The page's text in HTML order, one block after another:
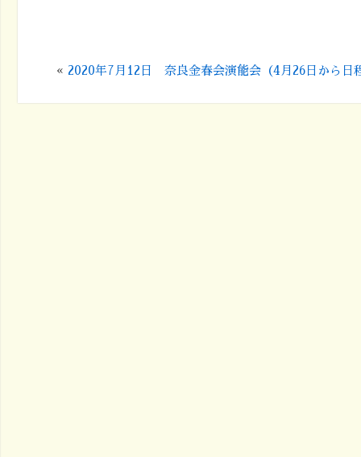
« 2020年7月12日 奈良金春会演能会（4月26日から日